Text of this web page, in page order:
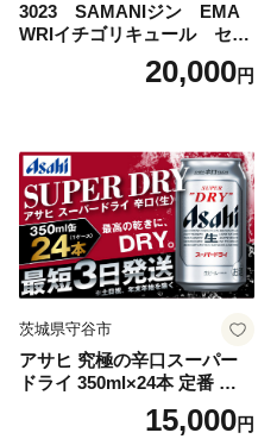
3023 SAMANIジン EMA
WRIイチゴリキュール セッ
ト（箱入り）【大人の味 酒
お酒 洋酒 スピリッツ クラフ
セット 詰め合わせ カクテル
ソーダ割り アルコール ロッ
ク ソーダ ジントニック 】
20,000円
茨城県守谷市
アサヒ 究極の辛口スーパー
ドライ 350ml×24本 定番 ビー
ル 缶ビール 酒 お酒 アルコー
15,000円